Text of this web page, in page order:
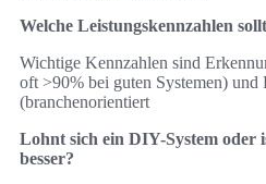
Welche Leistungskennzahlen
Wichtige Kennzahlen sind
oft >90% bei guten Systemen) und
(branchenorientiert
Lohnt sich ein DIY-System oder
besser?